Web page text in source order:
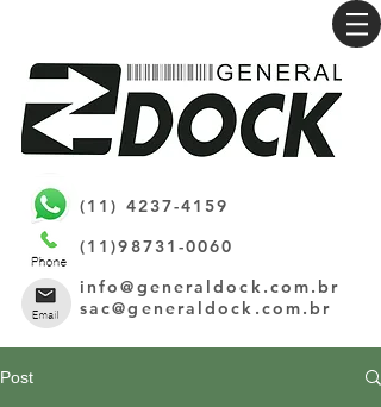
(11) 4237-4159
(11)98731-0060
info@generaldock.com.br
sac@generaldock.com.br
Post